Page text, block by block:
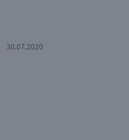
30.07.2020